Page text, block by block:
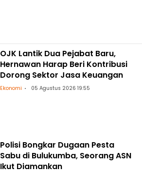
OJK Lantik Dua Pejabat Baru,
Hernawan Harap Beri Kontribusi
Dorong Sektor Jasa Keuangan
Ekonomi 05 Agustus 2026 19:55
Polisi Bongkar Dugaan Pesta
Sabu di Bulukumba, Seorang ASN
Ikut Diamankan